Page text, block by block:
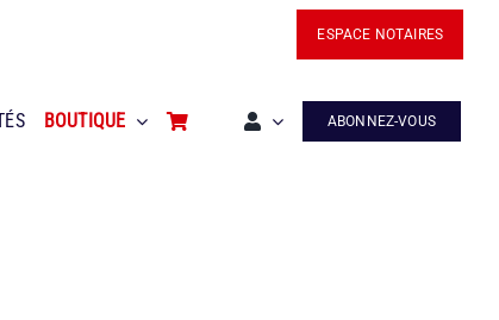
ESPACE NOTAIRES
BOUTIQUE ABONNEZ-VOUS